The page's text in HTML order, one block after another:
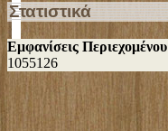
Στατιστικά
Εμφανίσεις Περιεχομένου
1055126